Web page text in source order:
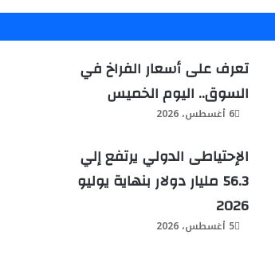
تعرف على أسعار الفراخ في
السوق.. اليوم الخميس
6 أغسطس، 2026
الإحتياطى الدولي يرتفع إلي
56.3 مليار دولار بنهاية يوليو
2026
5 أغسطس، 2026